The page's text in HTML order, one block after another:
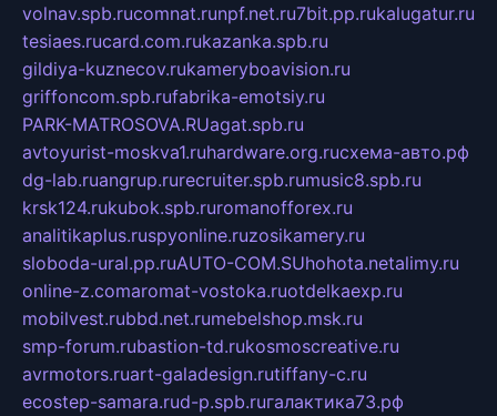
volnav.spb.rucomnat.runpf.net.ru7bit.pp.rukalugatur.ru
tesiaes.rucard.com.rukazanka.spb.ru
gildiya-kuznecov.rukameryboavision.ru
griffoncom.spb.rufabrika-emotsiy.ru
PARK-MATROSOVA.RUagat.spb.ru
avtoyurist-moskva1.ruhardware.org.ruсхема-авто.рф
dg-lab.ruangrup.rurecruiter.spb.rumusic8.spb.ru
krsk124.rukubok.spb.ruromanofforex.ru
analitikaplus.ruspyonline.ruzosikamery.ru
sloboda-ural.pp.ruAUTO-COM.SUhohota.netalimy.ru
online-z.comaromat-vostoka.ruotdelkaexp.ru
mobilvest.rubbd.net.rumebelshop.msk.ru
smp-forum.rubastion-td.rukosmoscreative.ru
avrmotors.ruart-galadesign.rutiffany-c.ru
ecostep-samara.rud-p.spb.ruгалактика73.рф